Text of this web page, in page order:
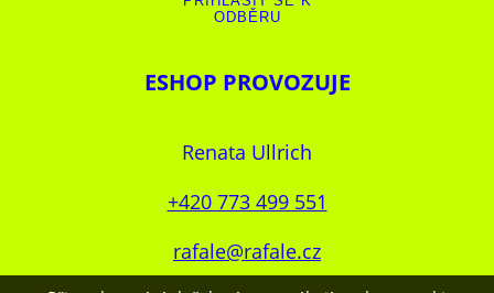
ESHOP PROVOZUJE
Renata Ullrich
+420 773 499 551
rafale@rafale.cz